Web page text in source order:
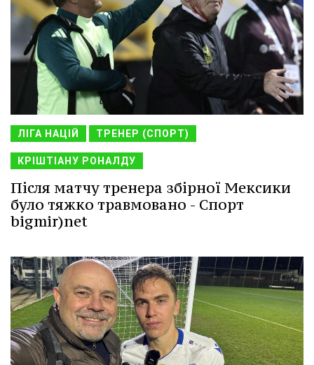
ЛІГА НАЦІЙ ТРЕНЕР (СПОРТ)
КРІШТІАНУ РОНАЛДУ
Після матчу тренера збірної Мексики
було тяжко травмовано - Спорт
bigmir)net